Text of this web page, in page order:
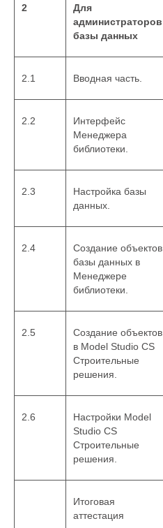
2
Для
администраторов
базы данных
2.1 Вводная часть.
2.2
Интерфейс
Менеджера
библиотеки.
2.3
Настройка базы
данных.
2.4
Создание объектов
базы данных в
Менеджере
библиотеки.
2.5
Создание объектов
в Model Studio CS
Строительные
решения.
2.6
Настройки Model
Studio CS
Строительные
решения.
Итоговая
аттестация